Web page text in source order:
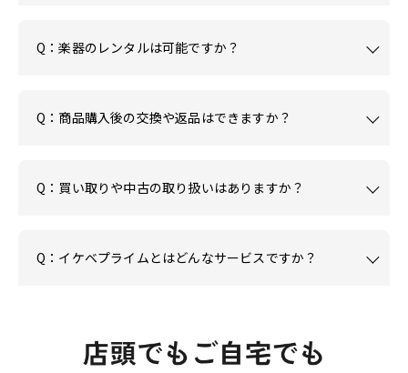
Q：楽器のレンタルは可能ですか？
Q：商品購入後の交換や返品はできますか？
Q：買い取りや中古の取り扱いはありますか？
Q：イケベプライムとはどんなサービスですか？